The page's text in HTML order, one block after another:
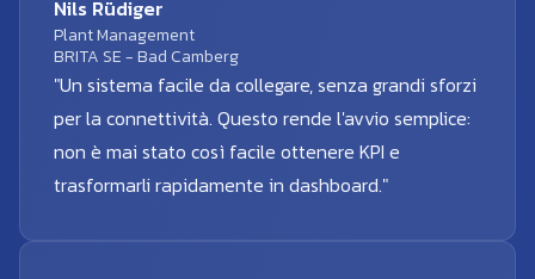
Nils Rüdiger
Plant Management
BRITA SE - Bad Camberg
"Un sistema facile da collegare, senza grandi sforzi
per la connettività. Questo rende l'avvio semplice:
non è mai stato così facile ottenere KPI e
trasformarli rapidamente in dashboard."